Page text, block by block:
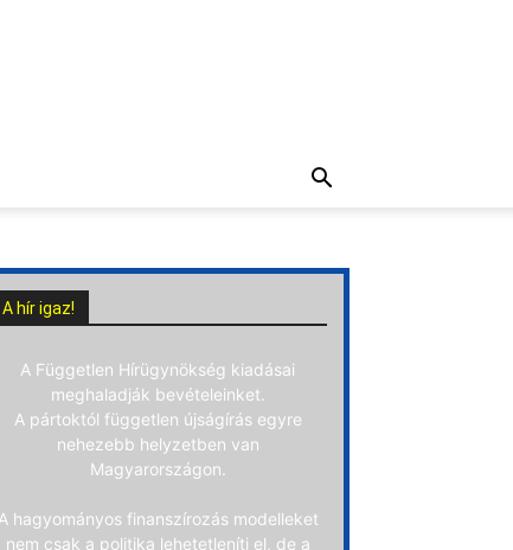
A hír igaz!
A Független Hírügynökség kiadásai
meghaladják bevételeinket.
A pártoktól független újságírás egyre
nehezebb helyzetben van
Magyarországon.
A hagyományos finanszírozás modelleket
nem csak a politika lehetetleníti el, de a